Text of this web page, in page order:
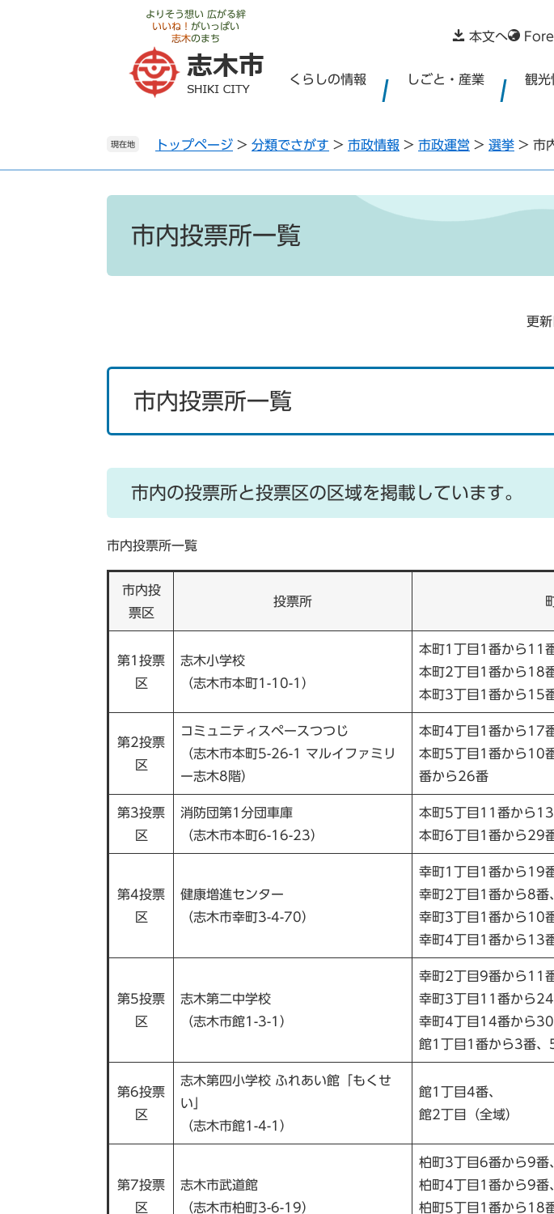
よりそう想い 広がる絆
いいね！ がいっぱい
志木のまち 本文へ
くらしの情報 しごと・産業 観光
現在地 トップページ > 分類でさがす > 市政情報 > 市政運営 > 選挙 > 市
市内投票所一覧
更
市内投票所一覧
市内の投票所と投票区の区域を掲載しています。
市内投票所一覧
市内投
票区
投票所
第1投票
区
志木小学校
（志木市本町1-10-1）
本町1丁目1番から11番
本町2丁目1番から18番
本町3丁目1番から15
第2投票
区
コミュニティスペースつつじ
（志木市本町5-26-1 マルイファミリ
ー志木8階）
本町4丁目1番から17番
本町5丁目1番から10
番から26番
第3投票
区
消防団第1分団車庫
（志木市本町6-16-23）
本町5丁目11番から
本町6丁目1番から29
第4投票
区
健康増進センター
（志木市幸町3-4-70）
幸町1丁目1番から19番
幸町2丁目1番から8番
幸町3丁目1番から10番
幸町4丁目1番から13
第5投票
区
志木第二中学校
（志木市館1-3-1）
幸町2丁目9番から11番
幸町3丁目11番から24
幸町4丁目14番から30
館1丁目1番から3番、
第6投票
区
志木第四小学校 ふれあい館「もくせ
い」
（志木市館1-4-1）
館1丁目4番、
館2丁目（全域）
第7投票
区
志木市武道館
（志木市柏町3-6-19）
柏町3丁目6番から9番
柏町4丁目1番から9番
柏町5丁目1番から18番